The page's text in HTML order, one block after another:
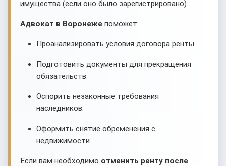
имущества (если оно было зарегистрировано).
Адвокат в Воронеже поможет:
Проанализировать условия договора ренты.
Подготовить документы для прекращения
обязательств.
Оспорить незаконные требования
наследников.
Оформить снятие обременения с
недвижимости.
Если вам необходимо отменить ренту после